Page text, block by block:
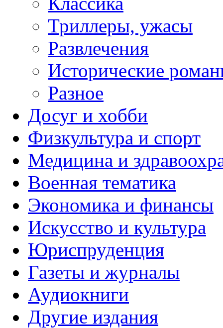
Триллеры, ужасы
Развлечения
Исторические
Разное
Досуг и хобби
Физкультура и спорт
Медицина и
Военная тематика
Экономика и финансы
Искусство и культура
Юриспруденция
Газеты и журналы
Аудиокниги
Другие издания